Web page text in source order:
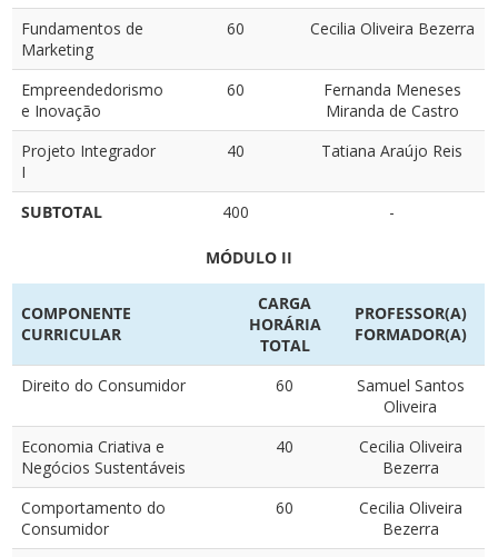
Fundamentos de
Marketing
60 Cecilia Oliveira Bezerra
Empreendedorismo
e Inovação
60
Fernanda Meneses
Miranda de Castro
Projeto Integrador
I
40 Tatiana Araújo Reis
SUBTOTAL 400 -
MÓDULO II
COMPONENTE
CURRICULAR
CARGA
HORÁRIA
TOTAL
PROFESSOR(A)
FORMADOR(A)
Direito do Consumidor 60
Samuel Santos
Oliveira
Economia Criativa e
Negócios Sustentáveis
40
Cecilia Oliveira
Bezerra
Comportamento do
Consumidor
60
Cecilia Oliveira
Bezerra